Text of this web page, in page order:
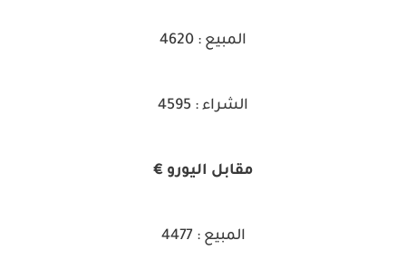
المبيع : 4620
الشراء : 4595
مقابل اليورو €
المبيع : 4477